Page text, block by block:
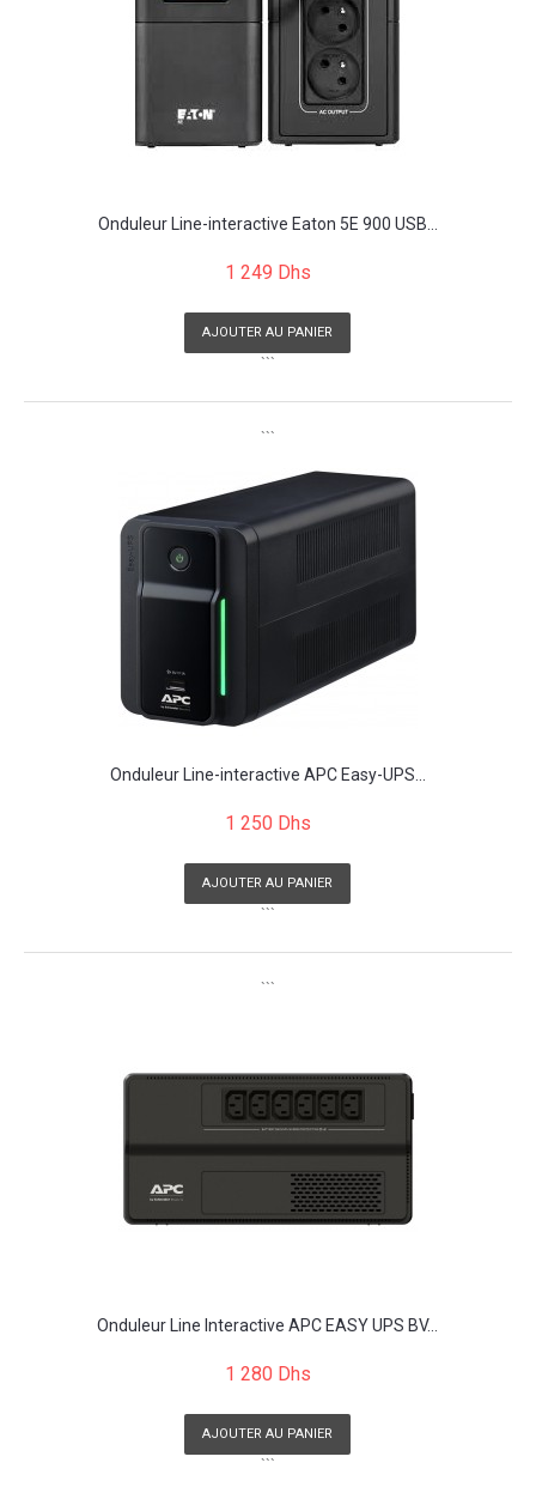
Onduleur Line-interactive Eaton 5E 900 USB...
1 249 Dhs
AJOUTER AU PANIER
```
```
Onduleur Line-interactive APC Easy-UPS...
1 250 Dhs
AJOUTER AU PANIER
```
```
Onduleur Line Interactive APC EASY UPS BV...
1 280 Dhs
AJOUTER AU PANIER
```